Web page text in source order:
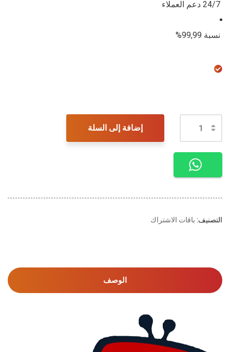
نسبة 99,99%
إضافة إلى السلة
التصنيف: باقات الاشتراك
الوصف